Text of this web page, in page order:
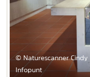
© Naturescanner Cindy
Infopunt